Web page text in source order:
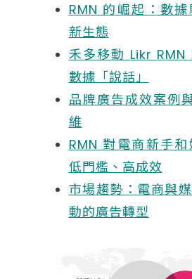
RMN 的崛起：數
新生態
禾多移動 Likr RMN
數據「說話」
品牌廣告成效案例
維
RMN 對電商新手和
低門檻、高成效
市場趨勢：電商與
動的廣告轉型